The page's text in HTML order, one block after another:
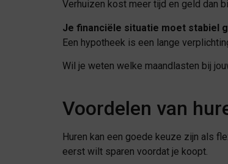
Verhuizen kost meer tijd en geld dan
Je financiële situatie moet stabiel
Een hypotheek is een lange
Wil je weten welke maandlasten bij
Voordelen van
Huren kan een goede keuze zijn als
eerst wilt sparen voordat je koopt.